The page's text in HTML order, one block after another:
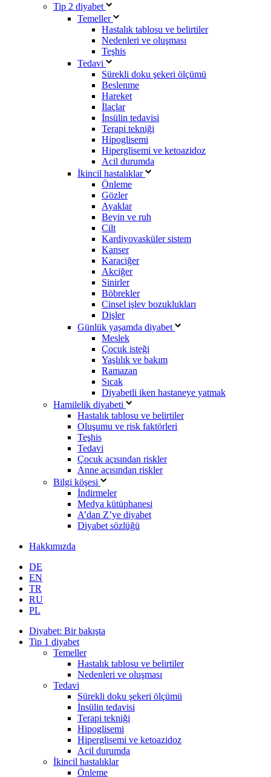
Tip 2 diyabet
Temeller
Hastalık tablosu ve belirtiler
Nedenleri ve oluşması
Teşhis
Tedavi
Sürekli doku şekeri ölçümü
Beslenme
Hareket
İlaçlar
İnsülin tedavisi
Terapi tekniği
Hipoglisemi
Hiperglisemi ve ketoazidoz
Acil durumda
İkincil hastalıklar
Önleme
Gözler
Ayaklar
Beyin ve ruh
Cilt
Kardiyovasküler sistem
Kanser
Karaciğer
Akciğer
Sinirler
Böbrekler
Cinsel işlev bozuklukları
Dişler
Günlük yaşamda diyabet
Meslek
Çocuk isteği
Yaşlılık ve bakım
Ramazan
Sıcak
Diyabetli iken hastaneye yatmak
Hamilelik diyabeti
Hastalık tablosu ve belirtiler
Oluşumu ve risk faktörleri
Teşhis
Tedavi
Çocuk açısından riskler
Anne açısından riskler
Bilgi köşesi
İndirmeler
Medya kütüphanesi
A’dan Z’ye diyabet
Diyabet sözlüğü
Hakkımızda
DE
EN
TR
RU
PL
Diyabet: Bir bakışta
Tip 1 diyabet
Temeller
Hastalık tablosu ve belirtiler
Nedenleri ve oluşması
Tedavi
Sürekli doku şekeri ölçümü
İnsülin tedavisi
Terapi tekniği
Hipoglisemi
Hiperglisemi ve ketoazidoz
Acil durumda
İkincil hastalıklar
Önleme